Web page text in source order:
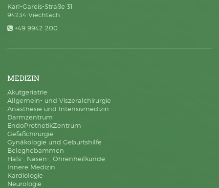
Karl-Gareis-Straße 31
94234 Viechtach
+49 9942 200
MEDIZIN
Akutgeriatrie
Allgemein- und Viszeralchirurgie
Anästhesie und Intensivmedizin
Darmzentrum
EndoProthetikZentrum
Gefäßchirurgie
Gynäkologie und Geburtshilfe
Beleghebammen
Hals-, Nasen-, Ohrenheilkunde
Innere Medizin
Kardiologie
Neurologie